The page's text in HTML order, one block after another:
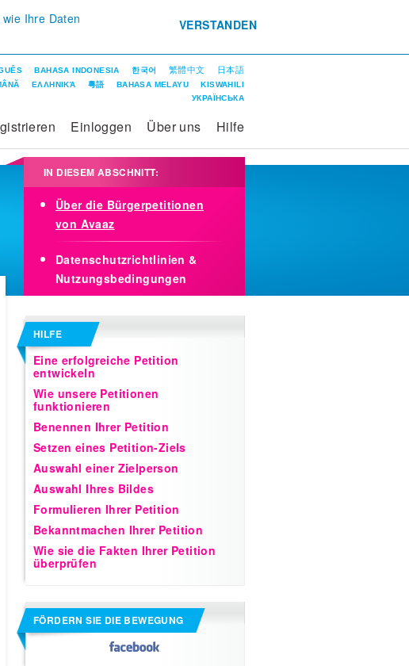
Ihre Daten
VERSTANDEN
BAHASA INDONESIA 한국어 繁體中文 日本語
ΕΛΛΗΝΙΚΆ 粵語 BAHASA MELAYU
KISWAHILI
УКРАЇНСЬКА
Einloggen Über uns Hilfe
IN DIESEM ABSCHNITT:
Über die Bürgerpetitionen
von Avaaz
Datenschutzrichtlinien &
Nutzungsbedingungen
HILFE
Eine erfolgreiche Petition
entwickeln
Wie unsere Petitionen
funktionieren
Benennen Ihrer Petition
Setzen eines Petition-Ziels
Auswahl einer Zielperson
Auswahl Ihres Bildes
Formulieren Ihrer Petition
Bekanntmachen Ihrer Petition
Wie sie die Fakten Ihrer Petition
überprüfen
FÖRDERN SIE DIE BEWEGUNG